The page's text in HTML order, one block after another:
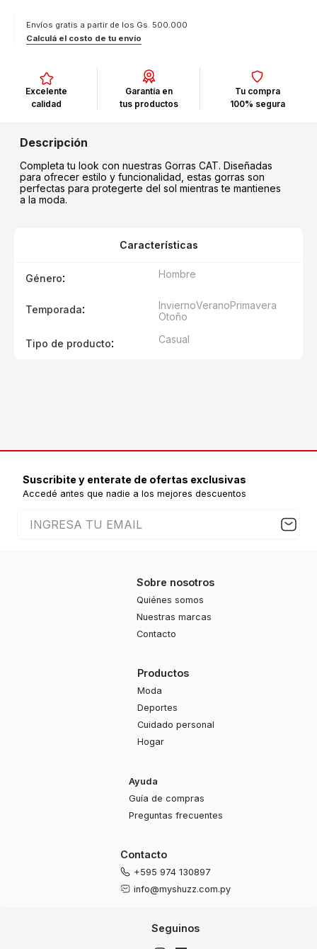
Envíos gratis a partir de los Gs. 500.000
Calculá el costo de tu envío
Excelente
calidad
Garantía en
tus productos
Tu compra
100% segura
Completa tu look con nuestras Gorras CAT. Diseñadas
para ofrecer estilo y funcionalidad, estas gorras son
perfectas para protegerte del sol mientras te mantienes
a la moda.
Características
Género: Hombre
Temporada: InviernoVeranoPrimavera
Otoño
Tipo de producto: Casual
Suscribite y enterate de ofertas exclusivas
Accedé antes que nadie a los mejores descuentos
Sobre nosotros
Quiénes somos
Nuestras marcas
Contacto
Productos
Moda
Deportes
Cuidado personal
Hogar
Ayuda
Guía de compras
Preguntas frecuentes
Contacto
+595 974 130897
info@myshuzz.com.py
Seguinos